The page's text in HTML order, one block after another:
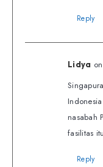
Reply
Lidya
nasabah
fasilitas
Reply